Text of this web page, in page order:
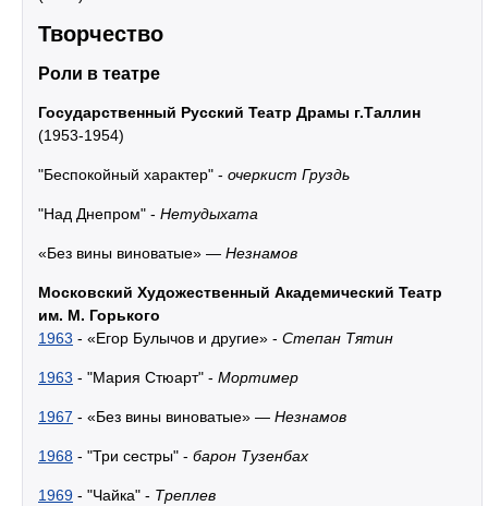
Творчество
Роли в театре
Государственный Русский Театр Драмы г.Таллин
(1953-1954)
"Беспокойный характер" - очеркист Груздь
"Над Днепром" - Нетудыхата
«Без вины виноватые» — Незнамов
Московский Художественный Академический Театр
им. М. Горького
1963 - «Егор Булычов и другие» - Степан Тятин
1963 - "Мария Стюарт" - Мортимер
1967 - «Без вины виноватые» — Незнамов
1968 - "Три сестры" - барон Тузенбах
1969 - "Чайка" - Треплев